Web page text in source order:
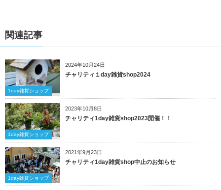
関連記事
2024年10月24日
1day雑貨ショップ
チャリティ１day雑貨shop2024
2023年10月8日
1day雑貨ショップ
チャリティ1day雑貨shop2023開催！！
2021年9月23日
1day雑貨ショップ
チャリティ1day雑貨shop中止のお知らせ